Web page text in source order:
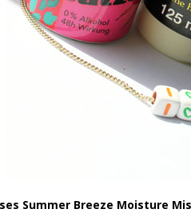
Summer Breeze Moisture